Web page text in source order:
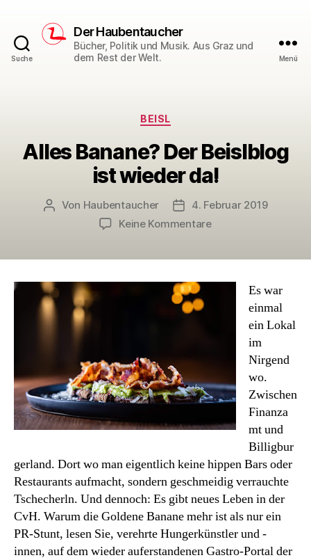
Suche
Der Haubentaucher
Bücher, Politik und Musik. Aus Graz und
dem Rest der Welt.
Menü
Kategorien
BEISL
Alles Banane? Der Beislblog
ist wieder da!
Beitragsautor
Von Haubentaucher Veröffentlichungsdatum
4. Februar 2019
Keine Kommentarezu
BeislblogEs war
einmal
ein Lokal
im
Nirgend
wo.
Zwischen
Finanza
mt und
Billigbur
gerland. Dort wo man eigentlich keine hippen Bars oder
Restaurants aufmacht, sondern geschmeidig verrauchte
Tschecherln. Und dennoch: Es gibt neues Leben in der
CvH. Warum die Goldene Banane mehr ist als nur ein
PR-Stunt, lesen Sie, verehrte Hungerkünstler und -
innen, auf dem wieder auferstandenen Gastro-Portal der